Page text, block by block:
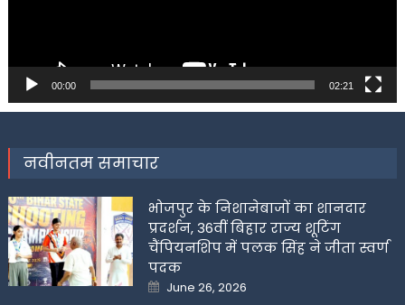
00:00 02:21
नवीनतम समाचार
भोजपुर के निशानेबाजों का शानदार
प्रदर्शन, 36वीं बिहार राज्य शूटिंग
चैंपियनशिप में पलक सिंह ने जीता स्वर्ण
पदक
Posted
on
June 26, 2026